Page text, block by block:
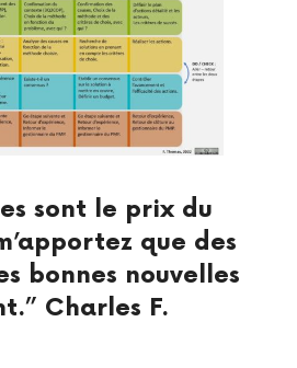
sont le prix du
que des
bonnes nouvelles
Charles F.